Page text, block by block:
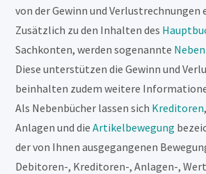
von der Gewinn und
Zusätzlich zu den Inhalten des
Sachkonten, werden sogenannte
Diese unterstützen die Gewinn und
beinhalten zudem weitere
Als Nebenbücher lassen sich Kreditoren,
Anlagen und dieArtikelbewegung
der von Ihnen ausgegangenen
Debitoren-, Kreditoren-, Anlagen-,